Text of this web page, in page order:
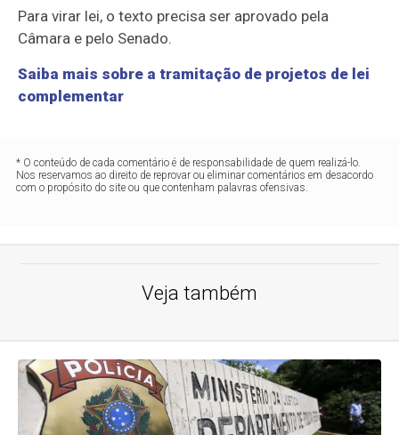
Para virar lei, o texto precisa ser aprovado pela
Câmara e pelo Senado.
Saiba mais sobre a tramitação de projetos de lei
complementar
* O conteúdo de cada comentário é de responsabilidade de quem realizá-lo.
Nos reservamos ao direito de reprovar ou eliminar comentários em desacordo
com o propósito do site ou que contenham palavras ofensivas.
Veja também